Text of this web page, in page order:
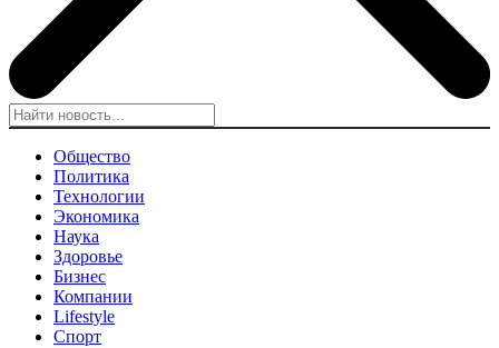
Общество
Политика
Технологии
Экономика
Наука
Здоровье
Бизнес
Компании
Lifestyle
Спорт